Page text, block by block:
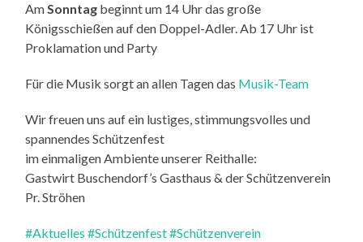
AmSonntag beginnt um 14 Uhr das große
Königsschießen auf den Doppel-Adler. Ab 17 Uhr ist
Proklamation und Party
Für die Musik sorgt an allen Tagen das Musik-Team
Wir freuen uns auf ein lustiges, stimmungsvolles und
spannendes Schützenfest
im einmaligen Ambiente unserer Reithalle:
Gastwirt Buschendorf’s Gasthaus & der Schützenverein
Pr. Ströhen
#Aktuelles #Schützenfest#Schützenverein